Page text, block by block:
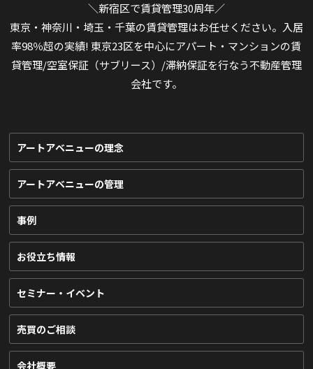
＼新宿区で賃貸管理30周年／
東京・神奈川・埼玉・千葉の賃貸管理はお任せください。入居
率98％超の実績! 東京23区を中心にアパート・マンションの賃
貸管理/空室保証（サブリース）/滞納保証を行なう不動産管理
会社です。
アートアベニューの理念
アートアベニューの管理
事例
お役立ち情報
セミナー・イベント
売買のご相談
会社概要